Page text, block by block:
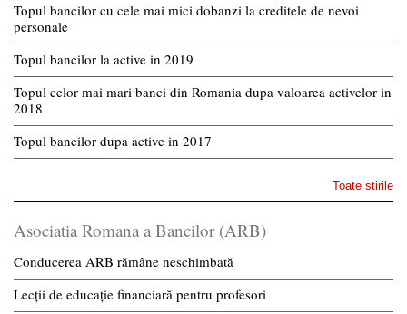
Topul bancilor cu cele mai mici dobanzi la creditele de nevoi
personale
Topul bancilor la active in 2019
Topul celor mai mari banci din Romania dupa valoarea activelor in
2018
Topul bancilor dupa active in 2017
Toate stirile
Asociatia Romana a Bancilor (ARB)
Conducerea ARB rămâne neschimbată
Lecții de educație financiară pentru profesori